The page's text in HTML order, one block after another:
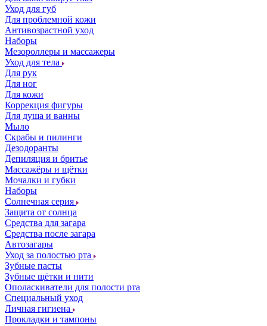
Уход для губ
Для проблемной кожи
Антивозрастной уход
Наборы
Мезороллеры и массажеры
Уход для тела
Для рук
Для ног
Для кожи
Коррекция фигуры
Для душа и ванны
Мыло
Скрабы и пилинги
Дезодоранты
Депиляция и бритье
Массажёры и щётки
Мочалки и губки
Наборы
Солнечная серия
Защита от солнца
Средства для загара
Средства после загара
Автозагары
Уход за полостью рта
Зубные пасты
Зубные щётки и нити
Ополаскиватели для полости рта
Специальный уход
Личная гигиена
Прокладки и тампоны